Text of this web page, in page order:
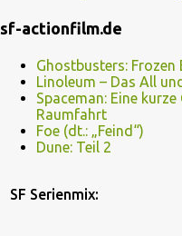
sf-actionfilm.de
Ghostbusters: Frozen
Linoleum – Das All
Spaceman: Eine
Raumfahrt
Foe (dt.: „Feind“)
Dune: Teil 2
SF Serienmix: